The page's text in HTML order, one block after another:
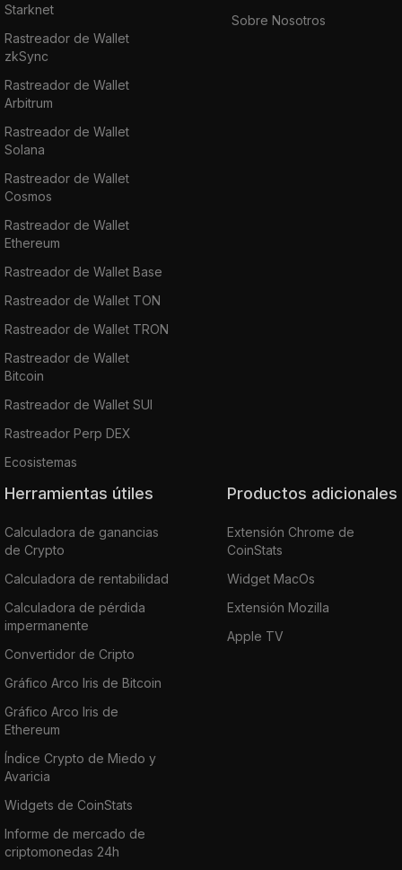
Starknet
Rastreador de Wallet
zkSync
Rastreador de Wallet
Arbitrum
Rastreador de Wallet
Solana
Rastreador de Wallet
Cosmos
Rastreador de Wallet
Ethereum
Rastreador de Wallet Base
Rastreador de Wallet TON
Rastreador de Wallet TRON
Rastreador de Wallet
Bitcoin
Rastreador de Wallet SUI
Rastreador Perp DEX
Ecosistemas
Sobre Nosotros
Herramientas útiles
Calculadora de ganancias
de Crypto
Calculadora de rentabilidad
Calculadora de pérdida
impermanente
Convertidor de Cripto
Gráfico Arco Iris de Bitcoin
Gráfico Arco Iris de
Ethereum
Índice Crypto de Miedo y
Avaricia
Widgets de CoinStats
Informe de mercado de
criptomonedas 24h
Productos adicionales
Extensión Chrome de
CoinStats
Widget MacOs
Extensión Mozilla
Apple TV